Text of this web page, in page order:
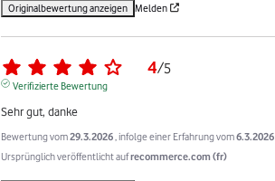
Originalbewertung anzeigen Melden
4/5
Verifizierte Bewertung
Sehr gut, danke
Bewertung vom29.3.2026 , infolge einer Erfahrung vom6.3.2026
Ursprünglich veröffentlicht aufrecommerce.com (fr)